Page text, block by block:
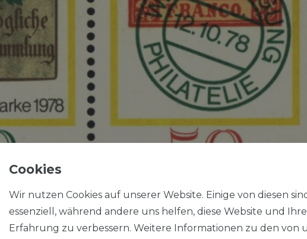
Cookies
Wir nutzen Cookies auf unserer Website. Einige von diesen
essenziell, während andere uns helfen, diese Website und Ihre
Erfahrung zu verbessern. Weitere Informationen zu den von